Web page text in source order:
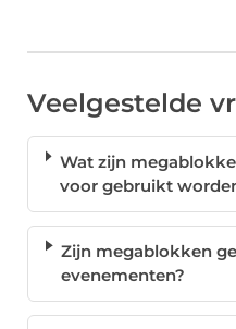
Veelgestelde
Wat zijn
voor gebruikt
Zijn megablokken
evenementen?